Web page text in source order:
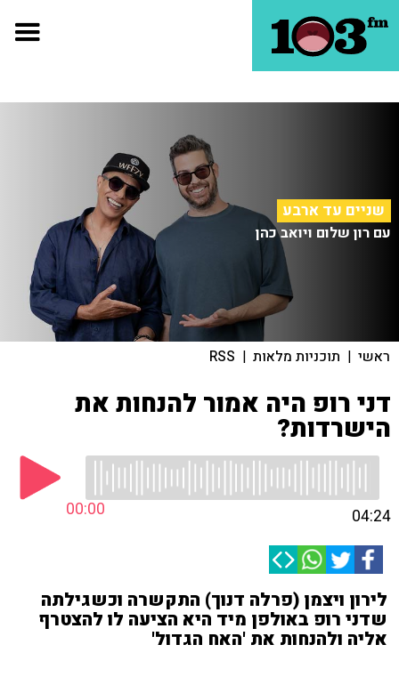
שניים עד ארבע
עם רון שלום ויואב כהן
ראשי | תוכניות מלאות |
RSS
דני רופ היה אמור להנחות את
הישרדות?
00:00 04:24
לירון ויצמן (פרלה דנוך) התקשרה וכשגילתה
שדני רופ באולפן מיד היא הציעה לו להצטרף
אליה ולהנחות את 'האח הגדול'